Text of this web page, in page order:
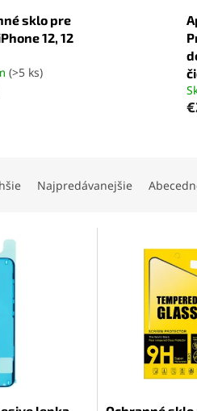
sklo pre
12, 12
(>5 ks)
Najpredávanejšie